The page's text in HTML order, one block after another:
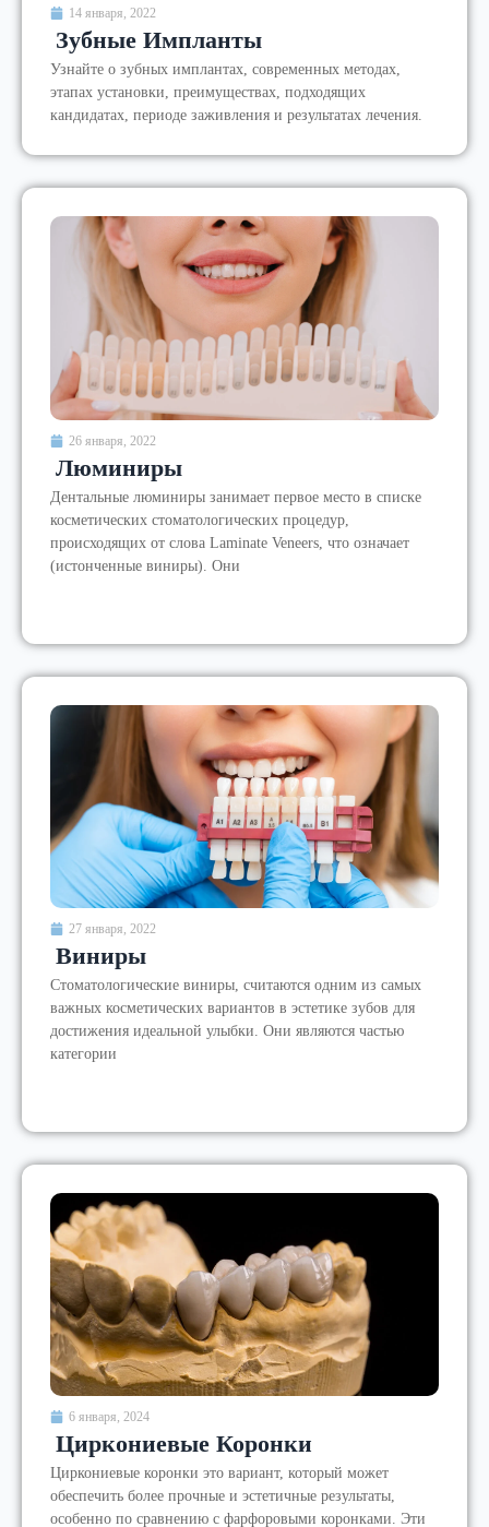
14 января, 2022
Зубные Импланты
Узнайте о зубных имплантах, современных методах,
этапах установки, преимуществах, подходящих
кандидатах, периоде заживления и результатах лечения.
26 января, 2022
Люминиры
Дентальные люминиры занимает первое место в списке
косметических стоматологических процедур,
происходящих от слова Laminate Veneers, что означает
(истонченные виниры). Они
27 января, 2022
Виниры
Стоматологические виниры, считаются одним из самых
важных косметических вариантов в эстетике зубов для
достижения идеальной улыбки. Они являются частью
категории
6 января, 2024
Циркониевые Коронки
Циркониевые коронки это вариант, который может
обеспечить более прочные и эстетичные результаты,
особенно по сравнению с фарфоровыми коронками. Эти